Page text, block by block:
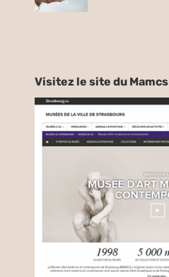
Visitez le site du Mamcs